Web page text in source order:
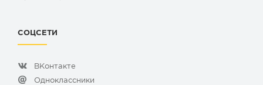
СОЦСЕТИ
ВКонтакте
Одноклассники